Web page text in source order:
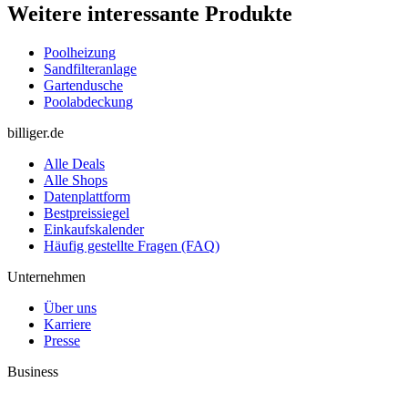
Weitere interessante Produkte
Poolheizung
Sandfilteranlage
Gartendusche
Poolabdeckung
billiger.de
Alle Deals
Alle Shops
Datenplattform
Bestpreissiegel
Einkaufskalender
Häufig gestellte Fragen (FAQ)
Unternehmen
Über uns
Karriere
Presse
Business